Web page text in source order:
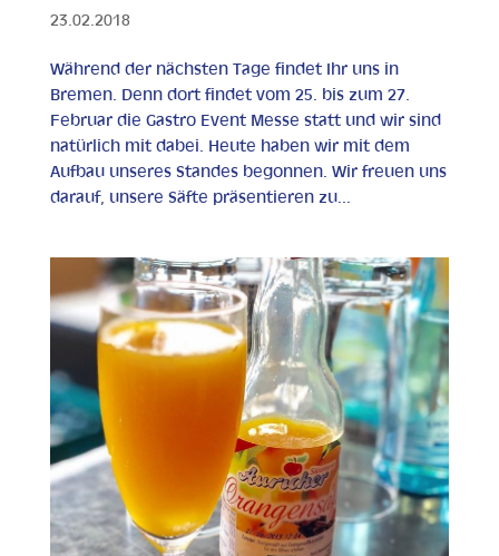
23.02.2018
Während der nächsten Tage findet Ihr uns in
Bremen. Denn dort findet vom 25. bis zum 27.
Februar die Gastro Event Messe statt und wir sind
natürlich mit dabei. Heute haben wir mit dem
Aufbau unseres Standes begonnen. Wir freuen uns
darauf, unsere Säfte präsentieren zu...